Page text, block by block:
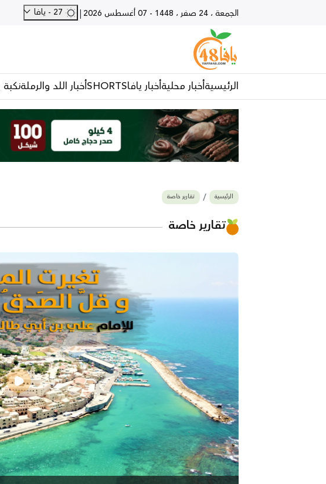
الجمعة ، 24 صفر ، 1448 - 07 أغسطس 2026 |
الرئيسيةأخبار محليةأخبار يافاSHORTSأخبار اللد والرملةنكبة
الرئيسية تقارير خاصة
تقارير خاصة